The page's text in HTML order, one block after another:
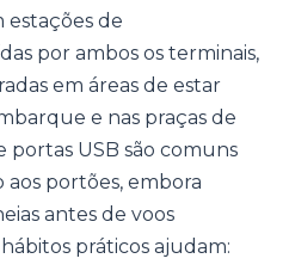
estações de
por ambos os terminais,
em áreas de estar
e nas praças de
portas USB são comuns
aos portões, embora
antes de voos
práticos ajudam: